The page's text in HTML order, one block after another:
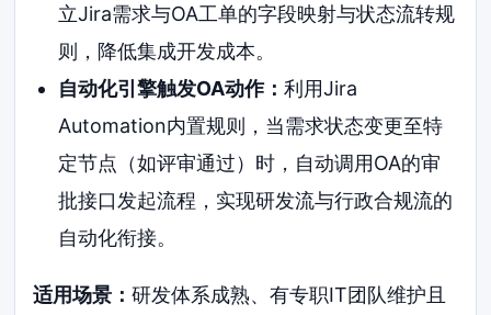
立Jira需求与OA工单的字段映射与状态流转规
则，降低集成开发成本。
自动化引擎触发OA动作： 利用Jira
Automation内置规则，当需求状态变更至特
定节点（如评审通过）时，自动调用OA的审
批接口发起流程，实现研发流与行政合规流的
自动化衔接。
适用场景：研发体系成熟、有专职IT团队维护且